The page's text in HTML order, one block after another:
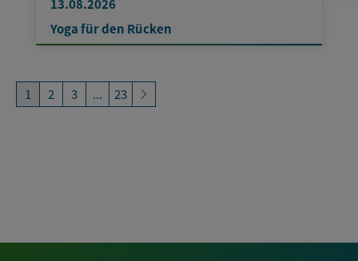
Yoga für den Rücken
1 2 3 ... 23